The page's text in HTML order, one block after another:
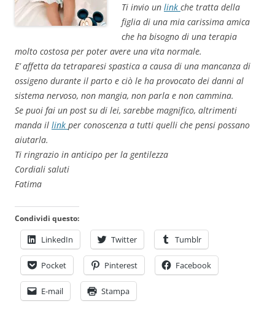
Ti invio un link che tratta della
figlia di una mia carissima amica
che ha bisogno di una terapia
molto costosa per poter avere una vita normale.
E’ affetta da tetraparesi spastica a causa di una mancanza di
ossigeno durante il parto e ciò le ha provocato dei danni al
sistema nervoso, non mangia, non parla e non cammina.
Se puoi fai un post su di lei, sarebbe magnifico, altrimenti
manda il link per conoscenza a tutti quelli che pensi possano
aiutarla.
Ti ringrazio in anticipo per la gentilezza
Cordiali saluti
Fatima
Condividi questo:
LinkedIn Twitter Tumblr
Pocket Pinterest Facebook
E-mail Stampa